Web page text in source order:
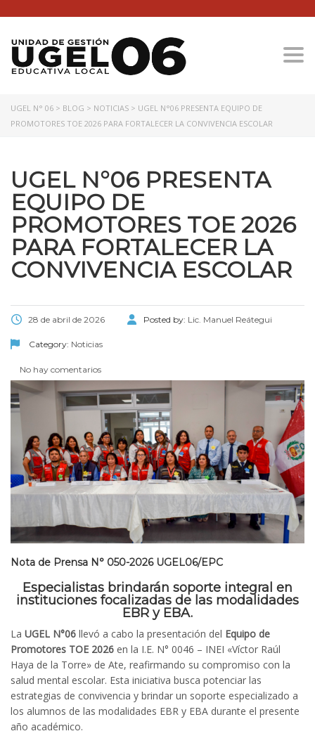
UGEL N° 06 > BLOG > NOTICIAS > UGEL N°06 PRESENTA EQUIPO DE
PROMOTORES TOE 2026 PARA FORTALECER LA CONVIVENCIA ESCOLAR
UGEL N°06 PRESENTA
EQUIPO DE
PROMOTORES TOE 2026
PARA FORTALECER LA
CONVIVENCIA ESCOLAR
28 de abril de 2026 Posted by: Lic. Manuel Reátegui
Category: Noticias
No hay comentarios
Nota de Prensa N° 050-2026 UGEL06/EPC
Especialistas brindarán soporte integral en
instituciones focalizadas de las modalidades
EBR y EBA.
La UGEL N°06 llevó a cabo la presentación del Equipo de
Promotores TOE 2026 en la I.E. N° 0046 – INEI «Víctor Raúl
Haya de la Torre» de Ate, reafirmando su compromiso con la
salud mental escolar. Esta iniciativa busca potenciar las
estrategias de convivencia y brindar un soporte especializado a
los alumnos de las modalidades EBR y EBA durante el presente
año académico.